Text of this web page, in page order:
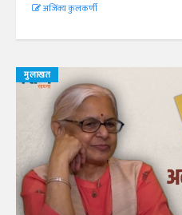
अजिंक्य कुलकर्णी
मुलाखत